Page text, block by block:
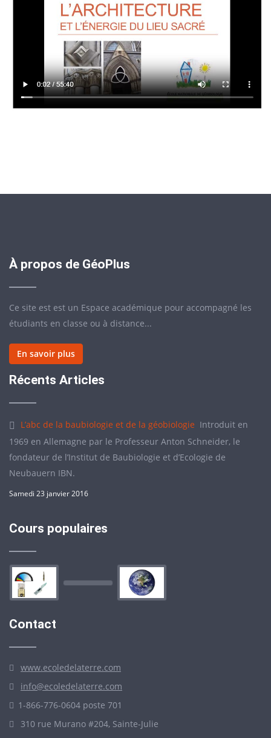
À propos de GéoPlus
Ce site est est un Espace académique pour accompagné les
étudiants en classe ou à distance...
En savoir plus
Récents Articles
L’abc de la baubiologie et de la géobiologie Introduit en
1969 en Allemagne par le Professeur Anton Schneider, le
fondateur de l’Institut de Baubiologie et d’Ecologie de
Neubauern IBN.
Samedi 23 janvier 2016
Cours populaires
Contact
www.ecoledelaterre.com
info@ecoledelaterre.com
1-866-776-0604 poste 701
310 rue Murano #204, Sainte-Julie